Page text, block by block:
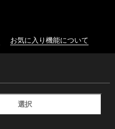
お気に入り機能について
選択